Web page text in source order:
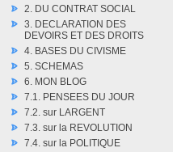
2. DU CONTRAT SOCIAL
3. DECLARATION DES
DEVOIRS ET DES DROITS
4. BASES DU CIVISME
5. SCHEMAS
6. MON BLOG
7.1. PENSEES DU JOUR
7.2. sur LARGENT
7.3. sur la REVOLUTION
7.4. sur la POLITIQUE